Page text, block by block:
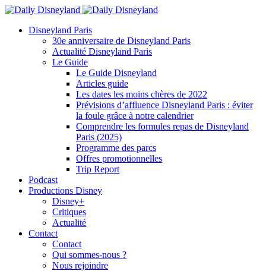
Disneyland Paris
30e anniversaire de Disneyland Paris
Actualité Disneyland Paris
Le Guide
Le Guide Disneyland
Articles guide
Les dates les moins chères de 2022
Prévisions d’affluence Disneyland Paris : éviter
la foule grâce à notre calendrier
Comprendre les formules repas de Disneyland
Paris (2025)
Programme des parcs
Offres promotionnelles
Trip Report
Podcast
Productions Disney
Disney+
Critiques
Actualité
Contact
Contact
Qui sommes-nous ?
Nous rejoindre